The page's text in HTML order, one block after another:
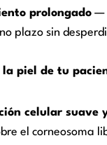
prolongado —
plazo sin
la piel de tu
celular suave
el corneosoma